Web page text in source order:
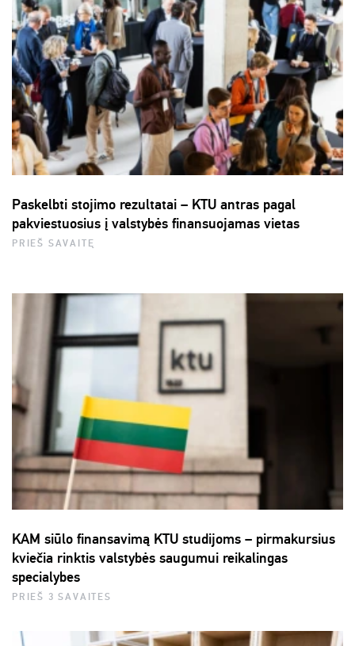
Paskelbti stojimo rezultatai – KTU antras pagal
pakviestuosius į valstybės finansuojamas vietas
PRIEŠ SAVAITĘ
KAM siūlo finansavimą KTU studijoms – pirmakursius
kviečia rinktis valstybės saugumui reikalingas
specialybes
PRIEŠ 3 SAVAITES